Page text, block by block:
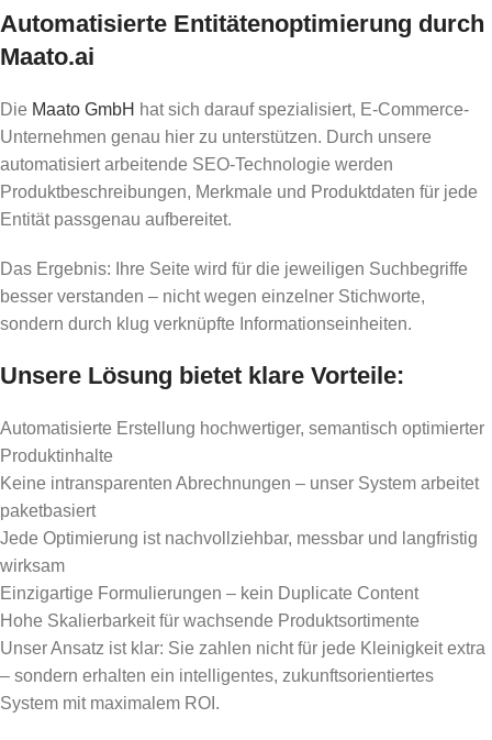
Automatisierte Entitätenoptimierung durch
Maato.ai
Die Maato GmbH hat sich darauf spezialisiert, E-Commerce-
Unternehmen genau hier zu unterstützen. Durch unsere
automatisiert arbeitende SEO-Technologie werden
Produktbeschreibungen, Merkmale und Produktdaten für jede
Entität passgenau aufbereitet.
Das Ergebnis: Ihre Seite wird für die jeweiligen Suchbegriffe
besser verstanden – nicht wegen einzelner Stichworte,
sondern durch klug verknüpfte Informationseinheiten.
Unsere Lösung bietet klare Vorteile:
Automatisierte Erstellung hochwertiger, semantisch optimierter
Produktinhalte
Keine intransparenten Abrechnungen – unser System arbeitet
paketbasiert
Jede Optimierung ist nachvollziehbar, messbar und langfristig
wirksam
Einzigartige Formulierungen – kein Duplicate Content
Hohe Skalierbarkeit für wachsende Produktsortimente
Unser Ansatz ist klar: Sie zahlen nicht für jede Kleinigkeit extra
– sondern erhalten ein intelligentes, zukunftsorientiertes
System mit maximalem ROI.